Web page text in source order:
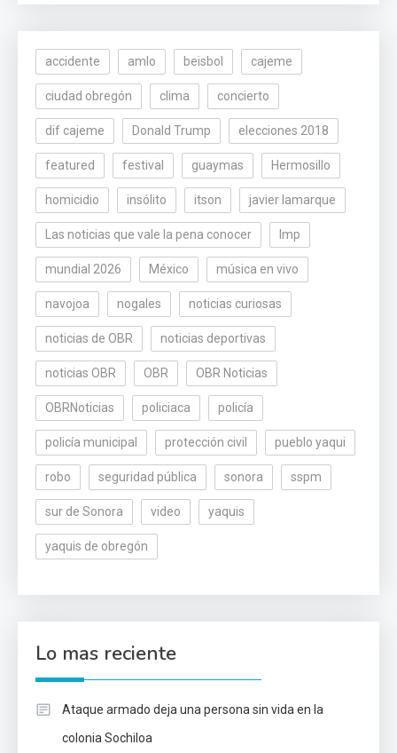
accidente amlo beisbol cajeme
ciudad obregón clima concierto
dif cajeme Donald Trump elecciones 2018
featured festival guaymas Hermosillo
homicidio insólito itson javier lamarque
Las noticias que vale la pena conocer lmp
mundial 2026 México música en vivo
navojoa nogales noticias curiosas
noticias de OBR noticias deportivas
noticias OBR OBR OBR Noticias
OBRNoticias policiaca policía
policía municipal protección civil pueblo yaqui
robo seguridad pública sonora sspm
sur de Sonora video yaquis
yaquis de obregón
Lo mas reciente
Ataque armado deja una persona sin vida en la
colonia Sochiloa